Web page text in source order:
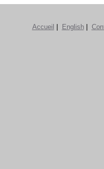
Accueil English|